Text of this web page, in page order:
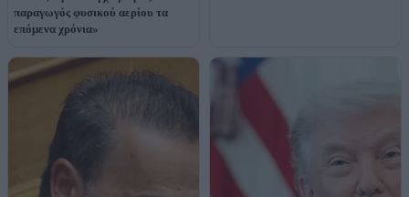
παραγωγός φυσικού αερίου τα
επόμενα χρόνια»